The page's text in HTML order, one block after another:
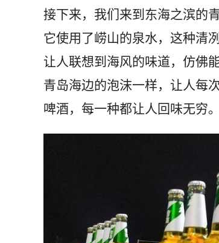
接下来，我们来到东海之滨的
它使用了崂山的泉水，这种清
让人联想到海风的味道，仿佛
青岛海边的泡沫一样，让人每
啤酒，每一种都让人回味无穷。